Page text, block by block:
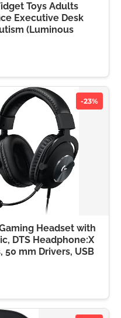
Toys Adults
Executive Desk
(Luminous
-23%
Headset with
DTS Headphone:X
50 mm Drivers, USB